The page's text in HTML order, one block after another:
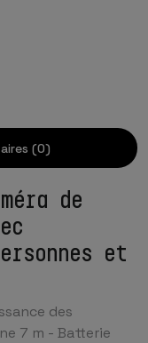
(0)
de
et
des
7 m - Batterie